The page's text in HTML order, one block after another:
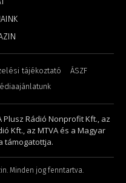
tájékoztató
ÁSZF
Plusz Rádió Nonprofit Kft., az
Kft., az MTVA és a Magyar
támogatottja.
Minden jog fenntartva.